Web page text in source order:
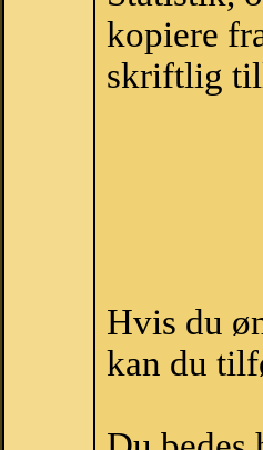
kopiere
skriftlig
Hvis du
kan du